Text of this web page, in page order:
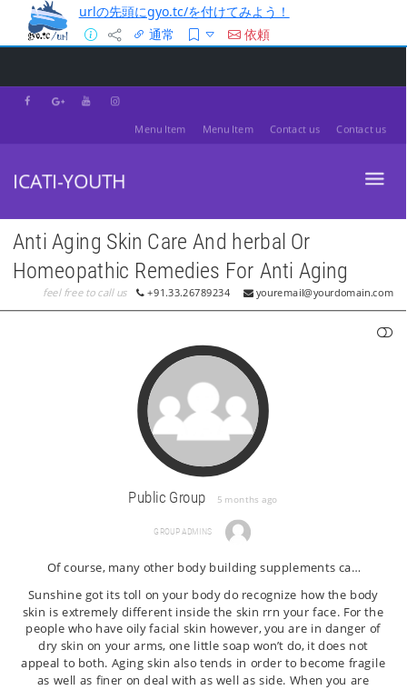
urlの先頭にgyo.tc/を付けてみよう！
通常
依頼